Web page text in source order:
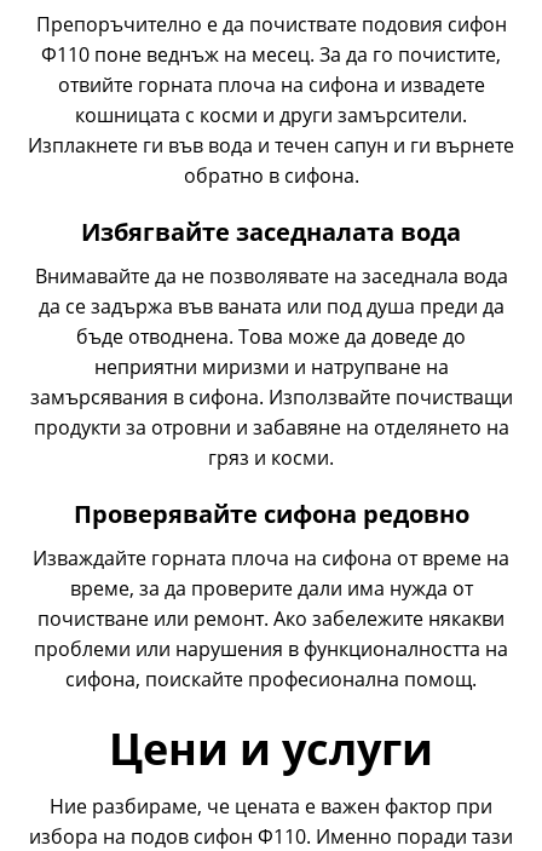
Препоръчително е да почиствате подовия сифон
Ф110 поне веднъж на месец. За да го почистите,
отвийте горната плоча на сифона и извадете
кошницата с косми и други замърсители.
Изплакнете ги във вода и течен сапун и ги върнете
обратно в сифона.
Избягвайте заседналата вода
Внимавайте да не позволявате на заседнала вода
да се задържа във ваната или под душа преди да
бъде отводнена. Това може да доведе до
неприятни миризми и натрупване на
замърсявания в сифона. Използвайте почистващи
продукти за отровни и забавяне на отделянето на
гряз и косми.
Проверявайте сифона редовно
Изваждайте горната плоча на сифона от време на
време, за да проверите дали има нужда от
почистване или ремонт. Ако забележите някакви
проблеми или нарушения в функционалността на
сифона, поискайте професионална помощ.
Цени и услуги
Ние разбираме, че цената е важен фактор при
избора на подов сифон Ф110. Именно поради тази